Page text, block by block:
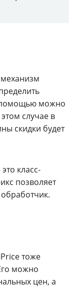
помощью можно
случае в
скидки будет
класс-
позволяет
тоже
можно
цен, а